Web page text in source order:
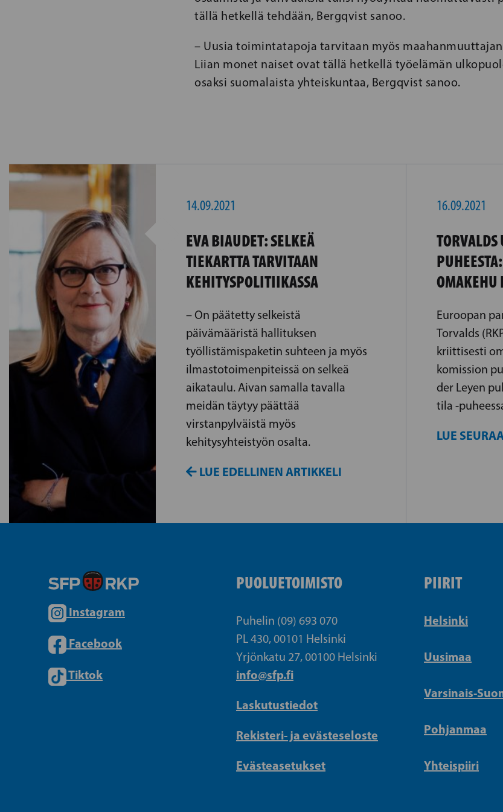
tällä hetkellä tehdään, Bergqvist sanoo.
– Uusia toimintatapoja tarvitaan myös
Liian monet naiset ovat tällä hetkellä työelämän
osaksi suomalaista yhteiskuntaa, Bergqvist sanoo.
14.09.2021
EVA BIAUDET: SELKEÄ
TIEKARTTA TARVITAAN
KEHITYSPOLITIIKASSA
– On päätetty selkeistä
päivämääristä hallituksen
työllistämispaketin suhteen ja myös
ilmastotoimenpiteissä on selkeä
aikataulu. Aivan samalla tavalla
meidän täytyy päättää
virstanpylväistä myös
kehitysyhteistyön osalta.
LUE EDELLINEN ARTIKKELI
16.09.2021
OMAKEHU
Euroopan
Torvalds
kriittisesti
komission
der Leyen
tila -
LUE
Instagram
Facebook
Tiktok
PUOLUETOIMISTO
Puhelin (09) 693 070
PL 430, 00101 Helsinki
Yrjönkatu 27, 00100 Helsinki
info@sfp.fi
Laskutustiedot
Rekisteri- ja evästeseloste
Evästeasetukset
PIIRIT
Helsinki
Uusimaa
Varsinais-
Pohjanmaa
Yhteispiiri